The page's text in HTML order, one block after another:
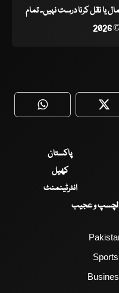
نقل کرنا درست نہیں۔ تمام
WhatsApp
پاکستان
کھیل
انٹرٹینمنٹ
و عجیب